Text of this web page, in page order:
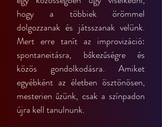
hogy a többiek örömmel
dolgozzanak és játsszanak velünk.
Mert erre tanít az improvizáció:
spontaneitásra, bőkezűségre és
közös gondolkodásra. Amiket
egyébként az életben ösztönösen,
mesterien űzünk, csak a színpadon
újra kell tanulnunk.